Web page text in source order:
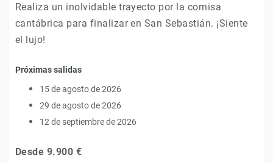
Realiza un inolvidable trayecto por la cornisa
cantábrica para finalizar en San Sebastián. ¡Siente
el lujo!
Próximas salidas
15 de agosto de 2026
29 de agosto de 2026
12 de septiembre de 2026
Desde 9.900 €